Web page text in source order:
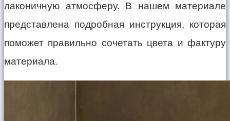
лаконичную атмосферу. В нашем материале
представлена подробная инструкция, которая
поможет правильно сочетать цвета и фактуру
материала.